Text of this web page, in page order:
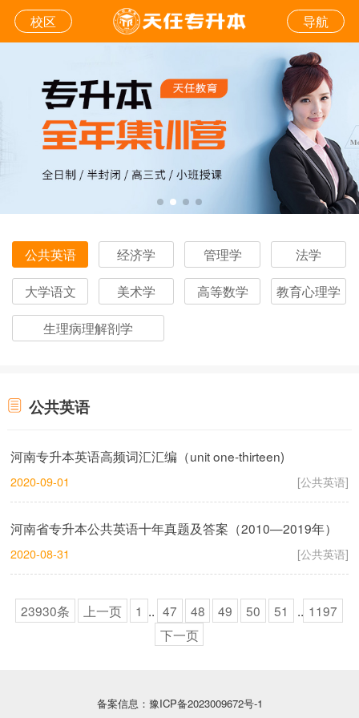
校区 导航
公共英语 经济学 管理学 法学
大学语文 美术学 高等数学 教育心理学
生理病理解剖学
公共英语
河南专升本英语高频词汇汇编（unit one-thirteen)
2020-09-01 [公共英语]
河南省专升本公共英语十年真题及答案（2010—2019年）
2020-08-31 [公共英语]
23930条 上一页 1 .. 47 48 49 50 51 .. 1197
下一页
备案信息：豫ICP备2023009672号-1